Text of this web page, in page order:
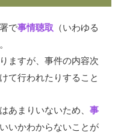
で事情聴取 （いわゆる
ますが、事件の内容次
て行われたりすること
あまりいないため、事
いかわからないことが